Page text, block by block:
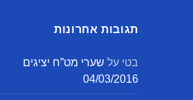
תגובות אחרונות
בטי על שערי מט”ח יציגים
04/03/2016